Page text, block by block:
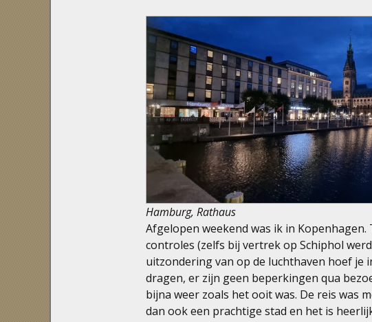
Hamburg, Rathaus
Afgelopen weekend was ik in Kopenhagen.
controles (zelfs bij vertrek op Schiphol
uitzondering van op de luchthaven hoef je
dragen, er zijn geen beperkingen qua
bijna weer zoals het ooit was. De reis was
dan ook een prachtige stad en het is